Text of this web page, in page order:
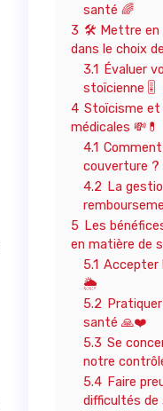
santé 🌈
3 🛠️ Mettre en
dans le choix
3.1
Évaluer
stoïcienne 🎚️
4 Stoïcisme et
médicales 💸💊
4.1
couverture ?
4.2 La
5 Les
en matière de
5.1 Accepter
🌦️
5.2
santé 🙏❤️
5.3 Se
notre
5.4 Faire
difficultés de